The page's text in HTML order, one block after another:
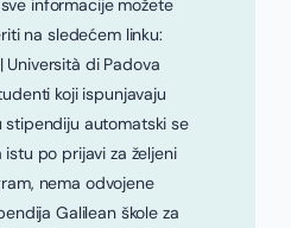
informacije možete
na sledećem linku:
Università di Padova
koji ispunjavaju
stipendiju automatski se
istu po prijavi za željeni
nema odvojene
Galilean škole za